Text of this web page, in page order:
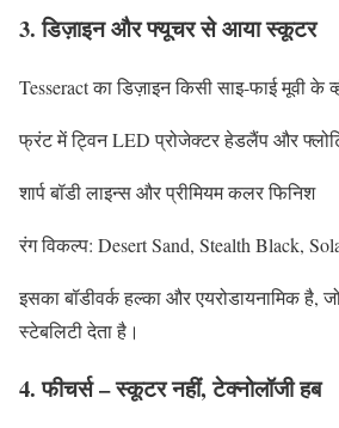
3. डिज़ाइन और फ्यूचर से आया स्कूटर
Tesseract का डिज़ाइन किसी साइ-फाई मूवी के
फ्रंट में ट्विन LED प्रोजेक्टर हेडलैंप और
शार्प बॉडी लाइन्स और प्रीमियम कलर फिनिश
रंग विकल्प: Desert Sand, Stealth Black,
इसका बॉडीवर्क हल्का और एयरोडायनामिक है,
स्टेबलिटी देता है।
4. फीचर्स – स्कूटर नहीं, टेक्नोलॉजी हब